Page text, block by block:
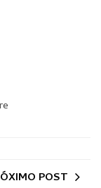
POST